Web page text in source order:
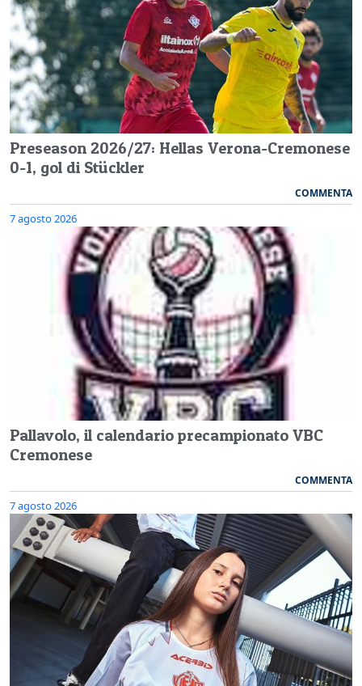
Preseason 2026/27: Hellas Verona-Cremonese
0-1, gol di Stückler
COMMENTA
7 agosto 2026
Pallavolo, il calendario precampionato VBC
Cremonese
COMMENTA
7 agosto 2026